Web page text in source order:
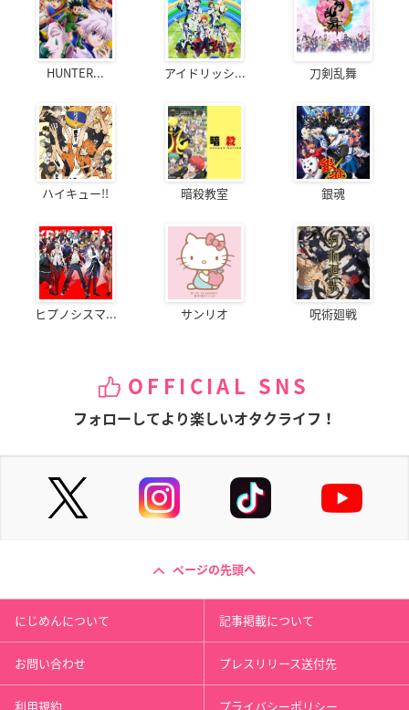
HUNTER... アイドリッシ... 刀剣乱舞
ハイキュー!! 暗殺教室 銀魂
ヒプノシスマ... サンリオ 呪術廻戦
OFFICIAL SNS
フォローしてより楽しいオタクライフ！
ページの先頭へ
にじめんについて 記事掲載について
お問い合わせ プレスリリース送付先
利用規約 プライバシーポリシー